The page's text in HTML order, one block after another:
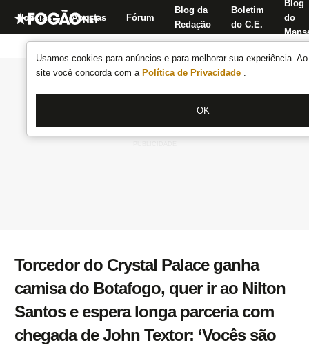
Usamos cookies para anúncios e para melhorar sua experiência.
site você concorda com a Política de Privacidade .
OK
Notícias Apostas Fórum
Blog da
Redação
Boletim
do C.E.
Blog
do
Torcedor do Crystal Palace ganha
camisa do Botafogo, quer ir ao Nilton
Santos e espera longa parceria com
chegada de John Textor: ‘Vocês são